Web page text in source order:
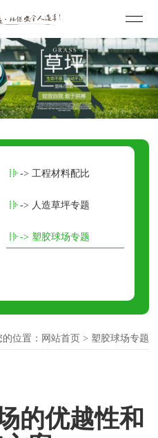
-> 工程材料配比
-> 人造草坪专题
-> 塑胶球场专题
的位置： 网站首页> 塑胶球场专题
的优越性和